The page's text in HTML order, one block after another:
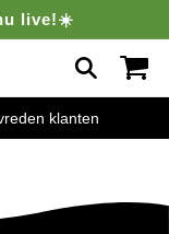
live!☀️
klanten